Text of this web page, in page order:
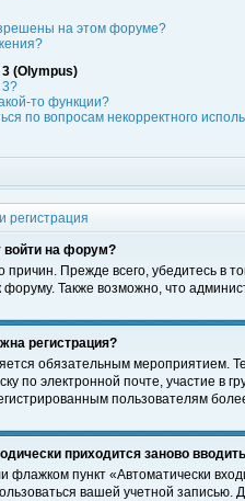
на этом форуме?
(Olympus)
3?
то функции?
по вопросам некорректного
регистрация
войти на форум?
причин. Прежде всего, убедитесь в
форуму. Также возможно, что
регистрация?
обязательным мероприятием.
по электронной почте, участие в
пользователям
приходится заново
флажком пункт «Автоматически
вашей учетной